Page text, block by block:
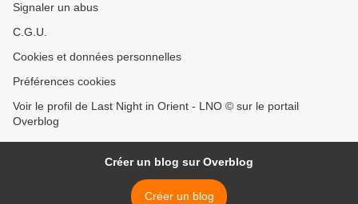
Signaler un abus
C.G.U.
Cookies et données personnelles
Préférences cookies
Voir le profil de Last Night in Orient - LNO © sur le portail
Overblog
Créer un blog sur Overblog
Créer un blog